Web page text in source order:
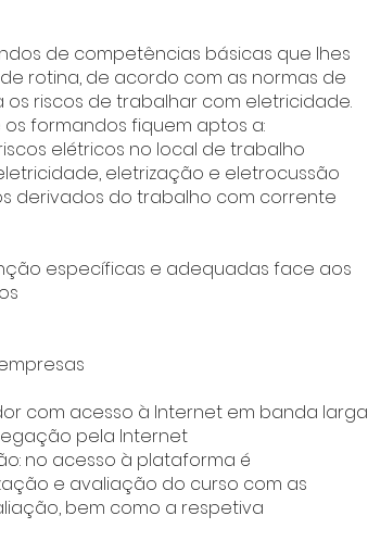
de competências básicas que lhes
rotina, de acordo com as normas de
riscos de trabalhar com eletricidade.
formandos fiquem aptos a:
elétricos no local de trabalho
eletrização e eletrocussão
derivados do trabalho com corrente
específicas e adequadas face aos
com acesso à Internet em banda larga
pela Internet
no acesso à plataforma é
e avaliação do curso com as
bem como a respetiva